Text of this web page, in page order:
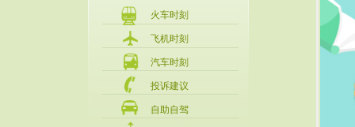
火车时刻
飞机时刻
汽车时刻
投诉建议
自助自驾